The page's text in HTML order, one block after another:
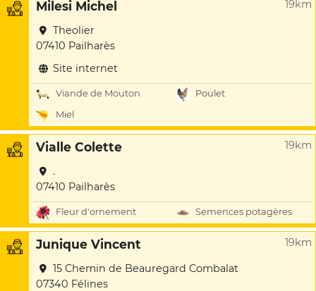
Milesi Michel 19km
Theolier
07410 Pailharès
Site internet
Viande de Mouton
Poulet
Miel
Vialle Colette 19km
.
07410 Pailharès
Fleur d'ornement Semences potagères
Junique Vincent 19km
15 Chemin de Beauregard Combalat
07340 Félines